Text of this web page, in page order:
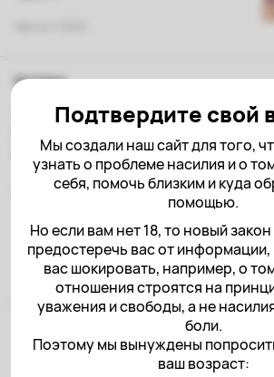
Подтвердите свой
Мы создали наш сайт для того,
узнать о проблеме насилия и о
себя, помочь близким и куда
помощью.
Но если вам нет 18, то новый
предостеречь вас от
вас шокировать, например, о
отношения строятся на
уважения и свободы, а не
боли.
Поэтому мы вынуждены
ваш возраст:
Истории
«Каждый день воевала с
любимым когда-то
человеком»
Июнь 2021
Эти тексты прочитали
Каждый месяц мы